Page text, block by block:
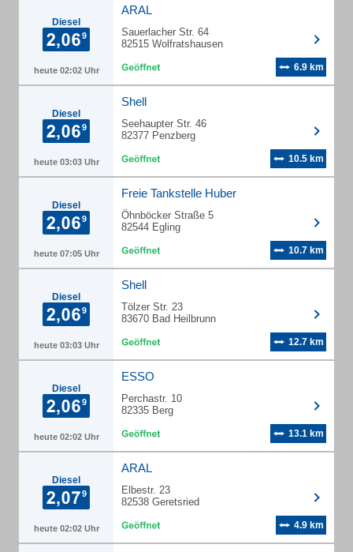
Diesel
heute 02:02 Uhr
ARAL
Sauerlacher Str. 64
82515 Wolfratshausen
6.9 km
Diesel
heute 03:03 Uhr
Shell
Seehaupter Str. 46
82377 Penzberg
10.5 km
Diesel
heute 07:05 Uhr
Freie Tankstelle Huber
Öhnböcker Straße 5
82544 Egling
10.7 km
Diesel
heute 03:03 Uhr
Shell
Tölzer Str. 23
83670 Bad Heilbrunn
12.7 km
Diesel
heute 02:02 Uhr
ESSO
Perchastr. 10
82335 Berg
13.1 km
Diesel
heute 02:02 Uhr
ARAL
Elbestr. 23
82538 Geretsried
4.9 km